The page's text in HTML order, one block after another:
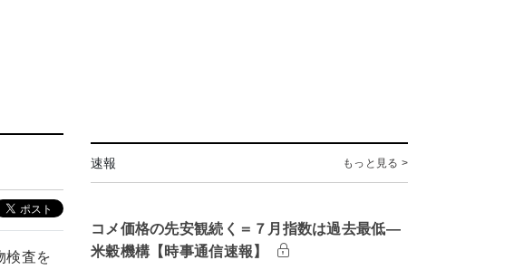
検査を
速報 もっと見る >
コメ価格の先安観続く＝７月指数は過去最低―
米穀機構【時事通信速報】